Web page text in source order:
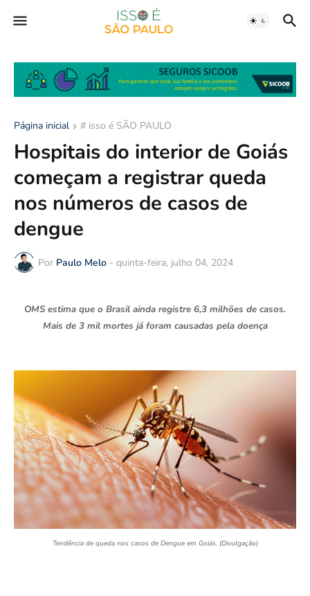
Página inicial # isso é SÃO PAULO
Hospitais do interior de Goiás
começam a registrar queda
nos números de casos de
dengue
Por Paulo Melo - quinta-feira, julho 04, 2024
OMS estima que o Brasil ainda registre 6,3 milhões de casos.
Mais de 3 mil mortes já foram causadas pela doença
Tendência de queda nos casos de Dengue em Goiás. (Divulgação)